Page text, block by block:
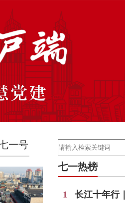
一号
七一热榜
1 长江十年行｜铜